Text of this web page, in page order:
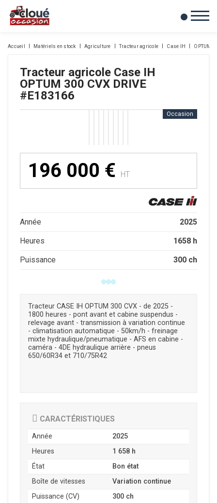
Mes favoris
0
Accueil Matériels en stock Agriculture Tracteur agricole Case IH OPTUM
Tracteur agricole Case IH
OPTUM 300 CVX DRIVE
#E183166
Occasion
Tracteur CASE IH OPTUM 300 CVX - de 2025 -
1800 heures - pont avant et cabine suspendus -
relevage avant - transmission à variation continue
- climatisation automatique - 50km/h - freinage
mixte hydraulique/pneumatique - AFS en cabine -
caméra - 4DE hydraulique arrière - pneus
650/60R34 et 710/75R42
CARACTÉRISTIQUES
Année
2025
Heures
1 658 h
État
Bon état
Boîte de vitesses
Variation continue
Puissance (CV)
300 ch
196 000 € HT
Année 2025
Heures 1658 h
Puissance 300 ch